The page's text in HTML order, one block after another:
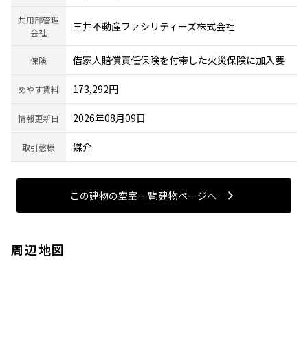
共用部管理
会社
三井不動産ファシリティーズ株式会社
保険 借家人賠償責任保険を付帯した火災保険に加入要
めやす賃料 173,292円
情報更新日 2026年08月09日
取引態様 媒介
この建物の空室一覧 建物ページヘ
周辺地図